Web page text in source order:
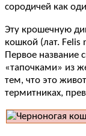
сородичей как
Эту крошечную
кошкой (лат.
Первое название
«тапочками» из
тем, что это
термитниках,